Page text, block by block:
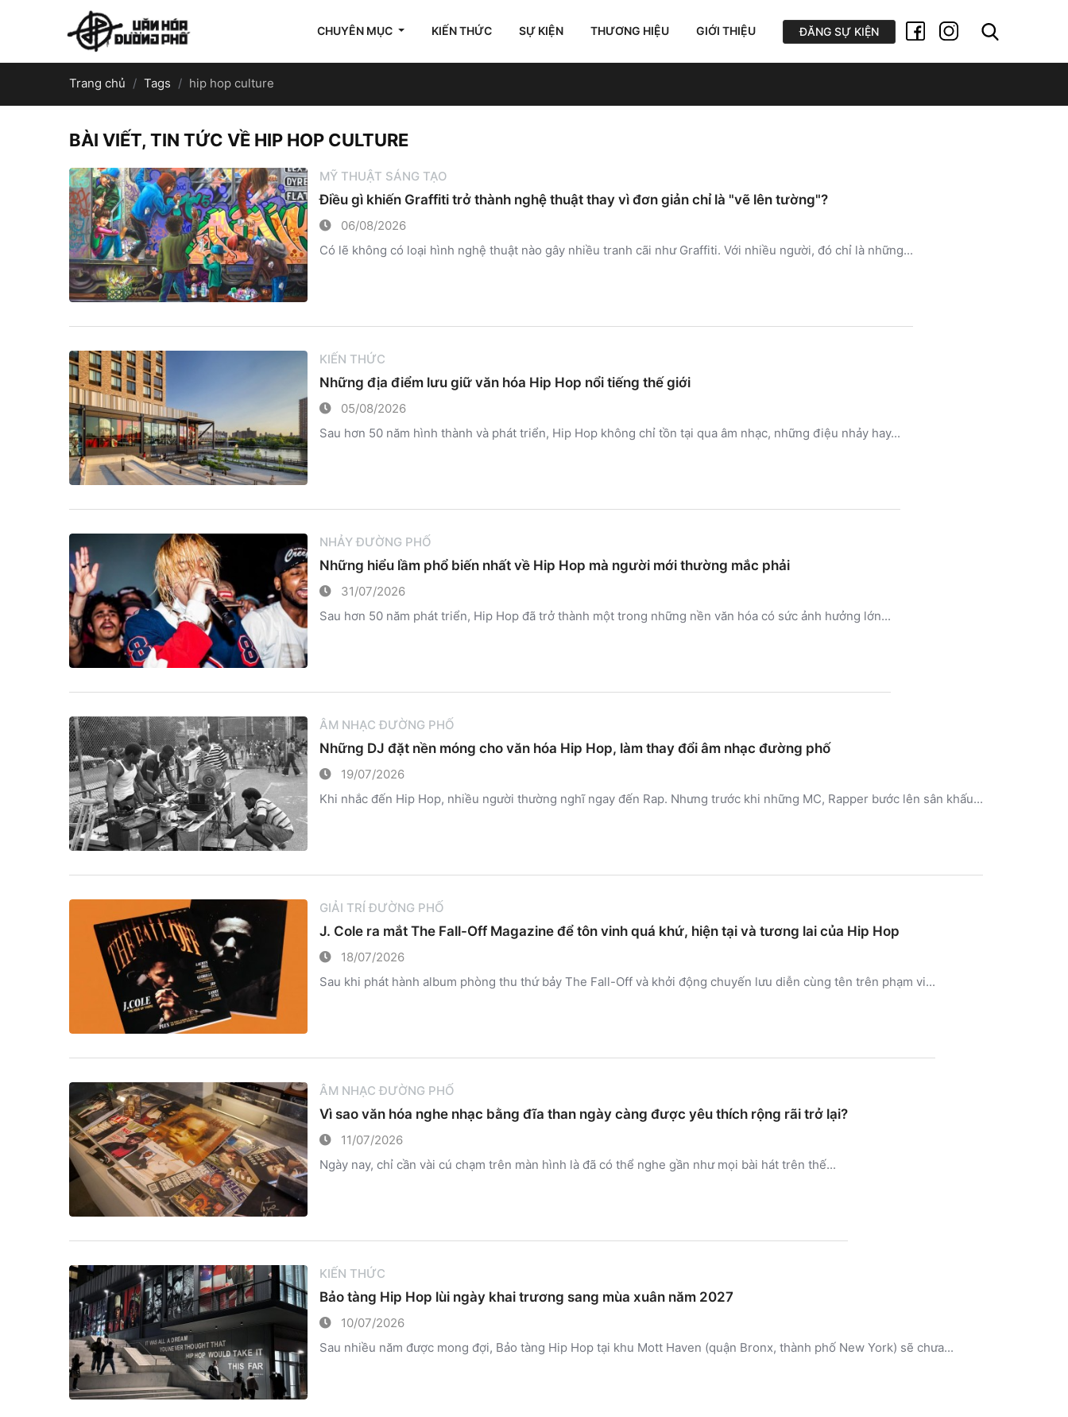
CHUYÊN MỤC KIẾN THỨC SỰ KIỆN THƯƠNG HIỆU GIỚI THIỆU ĐĂNG SỰ KIỆN
Trang chủ Tags hip hop culture
BÀI VIẾT, TIN TỨC VỀ HIP HOP CULTURE
MỸ THUẬT SÁNG TẠO
Điều gì khiến Graffiti trở thành nghệ thuật thay vì đơn giản chỉ là "vẽ lên tường"?
06/08/2026
Có lẽ không có loại hình nghệ thuật nào gây nhiều tranh cãi như Graffiti. Với nhiều người, đó chỉ là những...
KIẾN THỨC
Những địa điểm lưu giữ văn hóa Hip Hop nổi tiếng thế giới
05/08/2026
Sau hơn 50 năm hình thành và phát triển, Hip Hop không chỉ tồn tại qua âm nhạc, những điệu nhảy hay...
NHẢY ĐƯỜNG PHỐ
Những hiểu lầm phổ biến nhất về Hip Hop mà người mới thường mắc phải
31/07/2026
Sau hơn 50 năm phát triển, Hip Hop đã trở thành một trong những nền văn hóa có sức ảnh hưởng lớn...
ÂM NHẠC ĐƯỜNG PHỐ
Những DJ đặt nền móng cho văn hóa Hip Hop, làm thay đổi âm nhạc đường phố
19/07/2026
Khi nhắc đến Hip Hop, nhiều người thường nghĩ ngay đến Rap. Nhưng trước khi những MC, Rapper bước lên sân khấu...
GIẢI TRÍ ĐƯỜNG PHỐ
J. Cole ra mắt The Fall-Off Magazine để tôn vinh quá khứ, hiện tại và tương lai của Hip Hop
18/07/2026
Sau khi phát hành album phòng thu thứ bảy The Fall-Off và khởi động chuyến lưu diễn cùng tên trên phạm vi...
ÂM NHẠC ĐƯỜNG PHỐ
Vì sao văn hóa nghe nhạc bằng đĩa than ngày càng được yêu thích rộng rãi trở lại?
11/07/2026
Ngày nay, chỉ cần vài cú chạm trên màn hình là đã có thể nghe gần như mọi bài hát trên thế...
KIẾN THỨC
Bảo tàng Hip Hop lùi ngày khai trương sang mùa xuân năm 2027
10/07/2026
Sau nhiều năm được mong đợi, Bảo tàng Hip Hop tại khu Mott Haven (quận Bronx, thành phố New York) sẽ chưa...